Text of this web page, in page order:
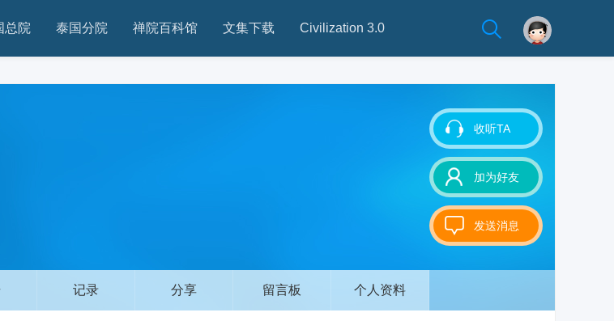
总院 泰国分院 禅院百科馆 文集下载 Civilization 3.0
收听TA
加为好友
发送消息
记录 分享 留言板 个人资料